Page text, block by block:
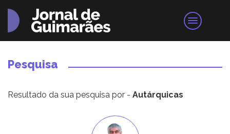
Pesquisa
Resultado da sua pesquisa por - Autárquicas